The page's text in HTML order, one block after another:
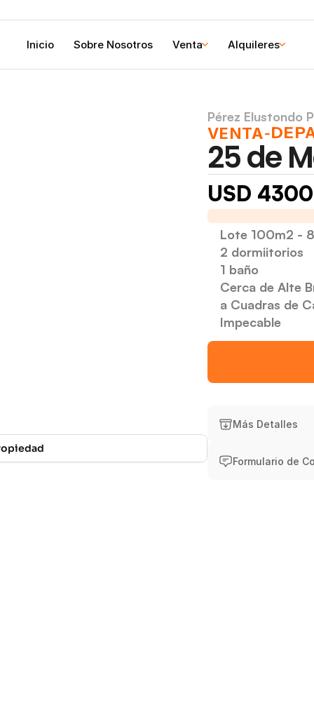
Pérez Elustondo
VENTA-
25 de
USD
Lote 100m2 -
2 dormiitorios
1 baño
Cerca de Alte
a Cuadras de
Impecable
Más Detalles
Formulario de
Inicio Sobre Nosotros Venta Alquileres